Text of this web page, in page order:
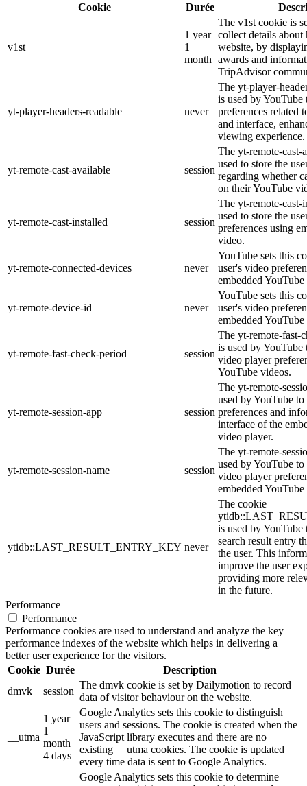
Cookie
Durée
v1st
1 year
1
month
The v1st cookie is
collect details
website, by
awards and
TripAdvisor
yt-player-headers-readable never
The yt-player-
is used by YouTube
preferences related
and interface,
viewing experience.
yt-remote-cast-available session
The yt-remote-cast-
used to store the
regarding whether
on their YouTube
yt-remote-cast-installed session
The yt-remote-cast-
used to store the
preferences using
video.
yt-remote-connected-devices never
YouTube sets this
user's video
embedded
yt-remote-device-id never
YouTube sets this
user's video
embedded
yt-remote-fast-check-period session
The yt-remote-fast-
is used by YouTube
video player
YouTube videos.
yt-remote-session-app session
The yt-remote-
used by YouTube to
preferences and
interface of the
video player.
yt-remote-session-name session
The yt-remote-
used by YouTube to
video player
embedded
ytidb::LAST_RESULT_ENTRY_KEY never
The cookie
is used by YouTube
search result entry
the user. This
improve the user
providing more
in the future.
Performance
Performance
Performance cookies are used to understand and analyze the key
performance indexes of the website which helps in delivering a
better user experience for the visitors.
Cookie Durée
Description
dmvk
session
The dmvk cookie is set by Dailymotion to record
data of visitor behaviour on the website.
__utma
1 year
1
month
4 days
Google Analytics sets this cookie to distinguish
users and sessions. The cookie is created when the
JavaScript library executes and there are no
existing __utma cookies. The cookie is updated
every time data is sent to Google Analytics.
Google Analytics sets this cookie to determine